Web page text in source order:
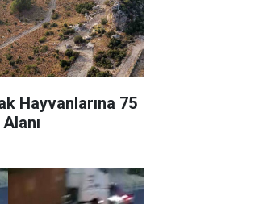
Hayvanlarına 75